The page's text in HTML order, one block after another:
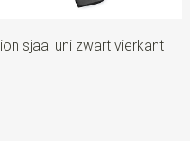
sjaal uni zwart vierkant